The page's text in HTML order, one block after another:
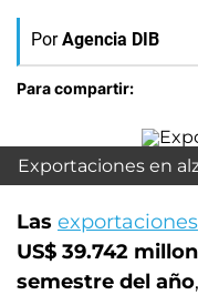
Por Agencia DIB
Para compartir:
Exportaciones en
Las exportaciones
US$ 39.742
semestre del año